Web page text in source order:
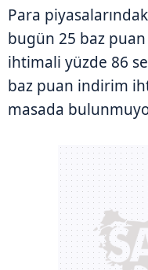
Para
bugün 25 baz
ihtimali yüzde 86
baz puan indirim
masada